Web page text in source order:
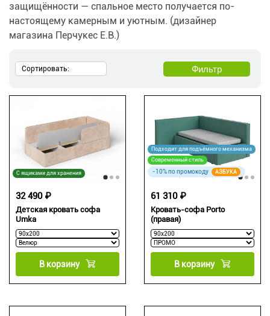
защищённости — спальное место получается по-
настоящему камерным и уютным. (дизайнер
магазина Перчукес Е.В.)
Сортировать: Фильтр
С ящиками для хранения
Детская кровать софа
Umka
32 490 ₽
В корзину
Подходит для подъёмного механизма
Современный стиль
-10% по промокоду АЗБУКА
Кровать-софа Porto
(правая)
61 310 ₽
В корзину